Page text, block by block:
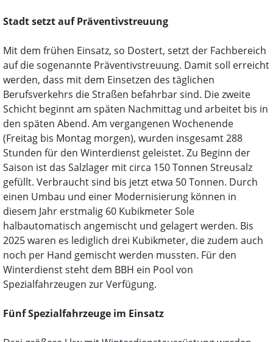
Stadt setzt auf Präventivstreuung
Mit dem frühen Einsatz, so Dostert, setzt der Fachbereich
auf die sogenannte Präventivstreuung. Damit soll erreicht
werden, dass mit dem Einsetzen des täglichen
Berufsverkehrs die Straßen befahrbar sind. Die zweite
Schicht beginnt am späten Nachmittag und arbeitet bis in
den späten Abend. Am vergangenen Wochenende
(Freitag bis Montag morgen), wurden insgesamt 288
Stunden für den Winterdienst geleistet. Zu Beginn der
Saison ist das Salzlager mit circa 150 Tonnen Streusalz
gefüllt. Verbraucht sind bis jetzt etwa 50 Tonnen. Durch
einen Umbau und einer Modernisierung können in
diesem Jahr erstmalig 60 Kubikmeter Sole
halbautomatisch angemischt und gelagert werden. Bis
2025 waren es lediglich drei Kubikmeter, die zudem auch
noch per Hand gemischt werden mussten. Für den
Winterdienst steht dem BBH ein Pool von
Spezialfahrzeugen zur Verfügung.
Fünf Spezialfahrzeuge im Einsatz